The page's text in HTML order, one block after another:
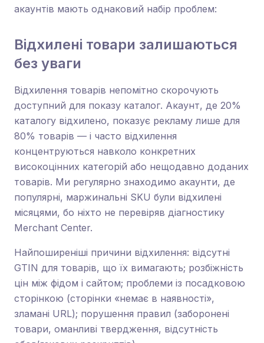
акаунтів мають однаковий набір проблем:
Відхилені товари залишаються
без уваги
Відхилення товарів непомітно скорочують
доступний для показу каталог. Акаунт, де 20%
каталогу відхилено, показує рекламу лише для
80% товарів — і часто відхилення
концентруються навколо конкретних
високоцінних категорій або нещодавно доданих
товарів. Ми регулярно знаходимо акаунти, де
популярні, маржинальні SKU були відхилені
місяцями, бо ніхто не перевіряв діагностику
Merchant Center.
Найпоширеніші причини відхилення: відсутні
GTIN для товарів, що їх вимагають; розбіжність
цін між фідом і сайтом; проблеми із посадковою
сторінкою (сторінки «немає в наявності»,
зламані URL); порушення правил (заборонені
товари, оманливі твердження, відсутність